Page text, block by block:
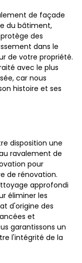
de façade
du bâtiment,
des
dans le
de votre propriété.
avec le plus
car nous
histoire et ses
disposition une
ravalement de
pour
de rénovation.
approfondi
éliminer les
d'origine des
et
garantissons un
l'intégrité de la